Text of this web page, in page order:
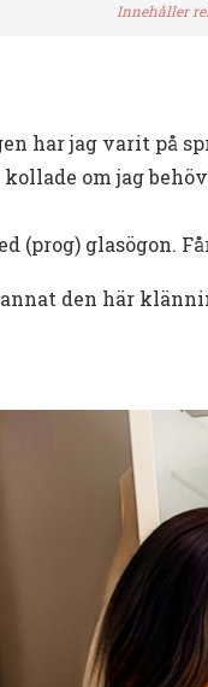
Innehåller
har jag varit på
om jag
(prog) glasögon.
den här